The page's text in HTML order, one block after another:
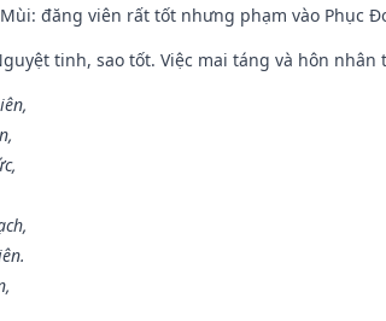
đăng viên rất tốt nhưng phạm vào Phục
tinh, sao tốt. Việc mai táng và hôn nhân